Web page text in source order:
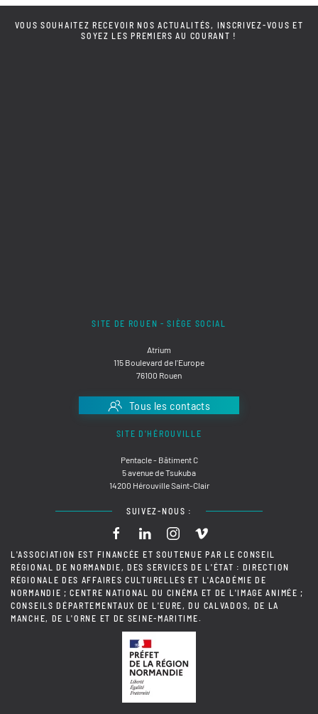
VOUS SOUHAITEZ RECEVOIR NOS ACTUALITÉS, INSCRIVEZ-VOUS ET
SOYEZ LES PREMIERS AU COURANT !
SITE DE ROUEN - SIÈGE SOCIAL
Atrium
115 Boulevard de l'Europe
76100 Rouen
Tous les contacts
SITE D'HÉROUVILLE
Pentacle - Bâtiment C
5 avenue de Tsukuba
14200 Hérouville Saint-Clair
SUIVEZ-NOUS :
L'ASSOCIATION EST FINANCÉE ET SOUTENUE PAR LE CONSEIL
RÉGIONAL DE NORMANDIE, DES SERVICES DE L'ÉTAT : DIRECTION
RÉGIONALE DES AFFAIRES CULTURELLES ET L'ACADÉMIE DE
NORMANDIE ; CENTRE NATIONAL DU CINÉMA ET DE L'IMAGE ANIMÉE ;
CONSEILS DÉPARTEMENTAUX DE L'EURE, DU CALVADOS, DE LA
MANCHE, DE L'ORNE ET DE SEINE-MARITIME.